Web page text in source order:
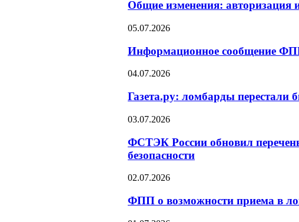
Общие изменения: авторизация
05.07.2026
Информационное сообщение
04.07.2026
Газета.ру: ломбарды перестали
03.07.2026
ФСТЭК России обновил
безопасности
02.07.2026
ФПП о возможности приема в